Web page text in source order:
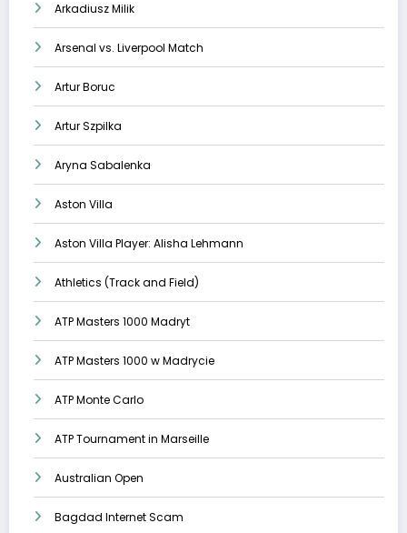
Arkadiusz Milik
Arsenal vs. Liverpool Match
Artur Boruc
Artur Szpilka
Aryna Sabalenka
Aston Villa
Aston Villa Player: Alisha Lehmann
Athletics (Track and Field)
ATP Masters 1000 Madryt
ATP Masters 1000 w Madrycie
ATP Monte Carlo
ATP Tournament in Marseille
Australian Open
Bagdad Internet Scam